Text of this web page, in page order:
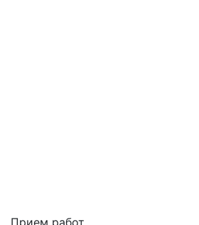
Прием работ